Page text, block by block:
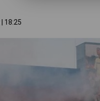
18:25